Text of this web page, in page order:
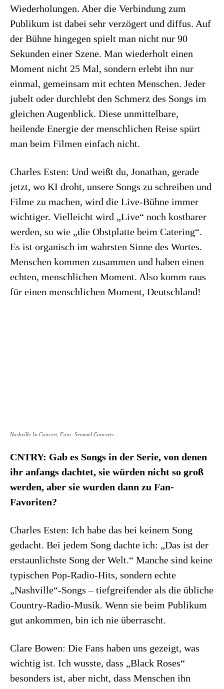
Wiederholungen. Aber die Verbindung zum
Publikum ist dabei sehr verzögert und diffus. Auf
der Bühne hingegen spielt man nicht nur 90
Sekunden einer Szene. Man wiederholt einen
Moment nicht 25 Mal, sondern erlebt ihn nur
einmal, gemeinsam mit echten Menschen. Jeder
jubelt oder durchlebt den Schmerz des Songs im
gleichen Augenblick. Diese unmittelbare,
heilende Energie der menschlichen Reise spürt
man beim Filmen einfach nicht.
Charles Esten: Und weißt du, Jonathan, gerade
jetzt, wo KI droht, unsere Songs zu schreiben und
Filme zu machen, wird die Live-Bühne immer
wichtiger. Vielleicht wird „Live“ noch kostbarer
werden, so wie „die Obstplatte beim Catering“.
Es ist organisch im wahrsten Sinne des Wortes.
Menschen kommen zusammen und haben einen
echten, menschlichen Moment. Also komm raus
für einen menschlichen Moment, Deutschland!
Nashville In Concert, Foto: Semmel Concerts
CNTRY: Gab es Songs in der Serie, von denen
ihr anfangs dachtet, sie würden nicht so groß
werden, aber sie wurden dann zu Fan-
Favoriten?
Charles Esten: Ich habe das bei keinem Song
gedacht. Bei jedem Song dachte ich: „Das ist der
erstaunlichste Song der Welt.“ Manche sind keine
typischen Pop-Radio-Hits, sondern echte
„Nashville“-Songs – tiefgreifender als die übliche
Country-Radio-Musik. Wenn sie beim Publikum
gut ankommen, bin ich nie überrascht.
Clare Bowen: Die Fans haben uns gezeigt, was
wichtig ist. Ich wusste, dass „Black Roses“
besonders ist, aber nicht, dass Menschen ihn